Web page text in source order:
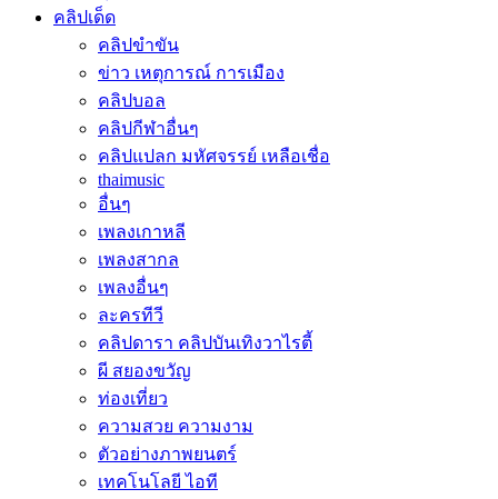
คลิปเด็ด
คลิปขำขัน
ข่าว เหตุการณ์ การเมือง
คลิปบอล
คลิปกีฬาอื่นๆ
คลิปแปลก มหัศจรรย์ เหลือเชื่อ
thaimusic
อื่นๆ
เพลงเกาหลี
เพลงสากล
เพลงอื่นๆ
ละครทีวี
คลิปดารา คลิปบันเทิงวาไรตี้
ผี สยองขวัญ
ท่องเที่ยว
ความสวย ความงาม
ตัวอย่างภาพยนตร์
เทคโนโลยี ไอที